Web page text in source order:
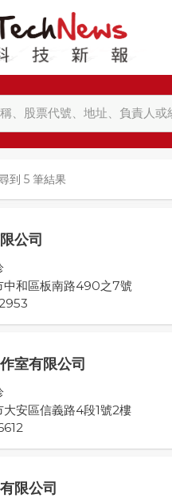
到 5 筆結果
公司
中和區板南路490之7號
室有限公司
大安區信義路4段1號2樓
限公司